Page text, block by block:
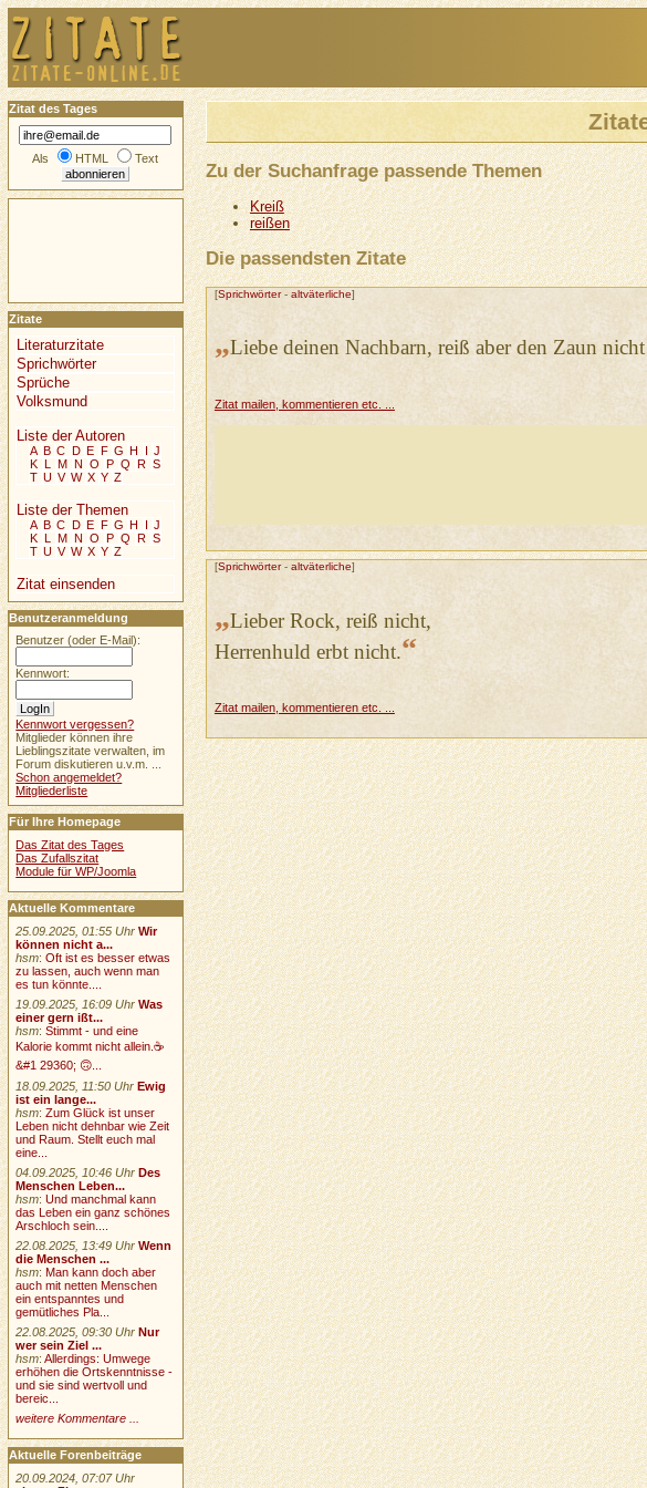
Zu der Suchanfrage passende Themen
Kreiß
reißen
Die passendsten Zitate
[Sprichwörter- altväterliche]
„Liebe deinen Nachbarn, reiß aber den Zaun
Zitat mailen, kommentieren etc. ...
[Sprichwörter- altväterliche]
„Lieber Rock, reiß nicht,
Herrenhuld erbt nicht.“
Zitat mailen, kommentieren etc. ...
Zitat des Tages
Als HTML Text
Zitate
Literaturzitate
Sprichwörter
Sprüche
Volksmund
Liste der Autoren
A B C D E F G H I J
K L M N O P Q R S
T U V W X Y Z
Liste der Themen
A B C D E F G H I J
K L M N O P Q R S
T U V W X Y Z
Zitat einsenden
Benutzeranmeldung
Benutzer (oder E-Mail):
Kennwort:
Kennwort vergessen?
Mitglieder können ihre
Lieblingszitate verwalten, im
Forum diskutieren u.v.m. ...
Schon angemeldet?
Mitgliederliste
Für Ihre Homepage
Das Zitat des Tages
Das Zufallszitat
Module für WP/Joomla
Aktuelle Kommentare
25.09.2025, 01:55 Uhr Wir
können nicht a...
hsm:Oft ist es besser etwas
zu lassen, auch wenn man
es tun könnte....
19.09.2025, 16:09 Uhr Was
einer gern ißt...
hsm:Stimmt - und eine
Kalorie kommt nicht allein.☕
&#1 29360; 🙃...
18.09.2025, 11:50 Uhr Ewig
ist ein lange...
hsm:Zum Glück ist unser
Leben nicht dehnbar wie Zeit
und Raum. Stellt euch mal
eine...
04.09.2025, 10:46 Uhr Des
Menschen Leben...
hsm:Und manchmal kann
das Leben ein ganz schönes
Arschloch sein....
22.08.2025, 13:49 Uhr Wenn
die Menschen ...
hsm:Man kann doch aber
auch mit netten Menschen
ein entspanntes und
gemütliches Pla...
22.08.2025, 09:30 Uhr Nur
wer sein Ziel ...
hsm:Allerdings: Umwege
erhöhen die Ortskenntnisse -
und sie sind wertvoll und
bereic...
weitere Kommentare ...
Aktuelle Forenbeiträge
20.09.2024, 07:07 Uhr